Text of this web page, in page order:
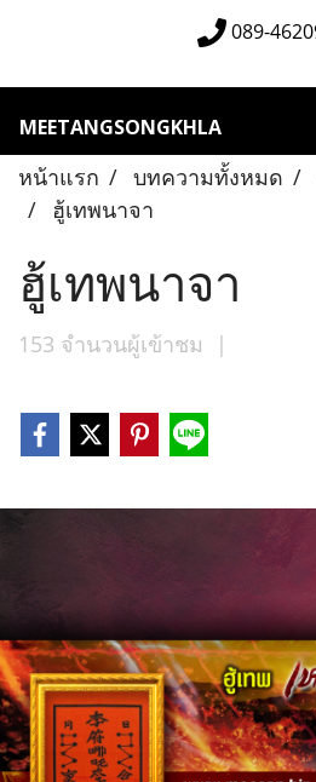
089-
MEETANGSONGKHLA
หน้าแรก บทความทั้งหมด
ฮู้เทพนาจา
ฮู้เทพนาจา
153 จำนวนผู้เข้าชม |